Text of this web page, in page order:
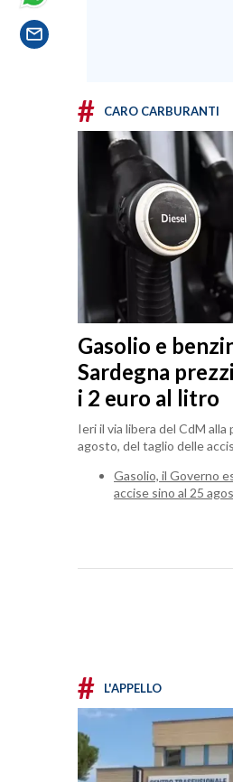
# CARO CARBURANTI
Gasolio e
Sardegna
i 2 euro al litro
Ieri il via libera del CdM alla
agosto, del taglio delle
Gasolio, il Governo
accise sino al 25
# L'APPELLO